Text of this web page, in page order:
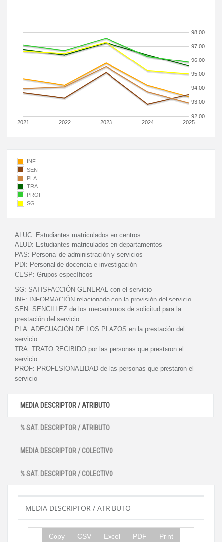
2021 2022 2023 2024 2025
92.00
93.00
94.00
95.00
96.00
97.00
98.00
INF
SEN
PLA
TRA
PROF
SG
ALUC: Estudiantes matriculados en centros
ALUD: Estudiantes matriculados en departamentos
PAS: Personal de administración y servicios
PDI: Personal de docencia e investigación
CESP: Grupos específicos
SG: SATISFACCIÓN GENERAL con el servicio
INF:
INFORMACIÓN relacionada con la provisión del servicio
SEN: SENCILLEZ de los mecanismos de solicitud para la
prestación del servicio
PLA: ADECUACIÓN DE LOS PLAZOS en la prestación del
servicio
TRA: TRATO RECIBIDO por las personas que prestaron el
servicio
PROF: PROFESIONALIDAD de las personas que prestaron el
servicio
MEDIA DESCRIPTOR / ATRIBUTO
% SAT. DESCRIPTOR / ATRIBUTO
MEDIA DESCRIPTOR / COLECTIVO
% SAT. DESCRIPTOR / COLECTIVO
MEDIA DESCRIPTOR / ATRIBUTO
Copy CSV Excel PDF Print